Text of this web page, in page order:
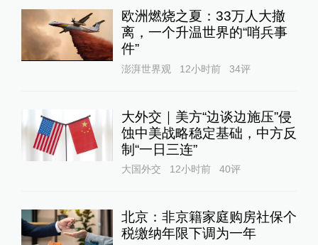
欧洲燃烧之夏：33万人大撤
离，一个升温世界的“哨兵事
件”
澎湃世界观 12小时前 34评
大外交｜美方“边谈边施压”侵
蚀中美战略稳定基础，中方反
制“一日三连”
大国外交 12小时前 40评
北京：非京籍家庭购房社保个
税缴纳年限下调为一年